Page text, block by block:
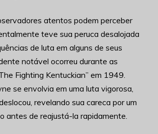
atentos podem perceber
teve sua peruca desalojada
de luta em alguns de seus
notável ocorreu durante as
Fighting Kentuckian” em 1949.
se envolvia em uma luta vigorosa,
revelando sua careca por um
antes de reajustá-la rapidamente.